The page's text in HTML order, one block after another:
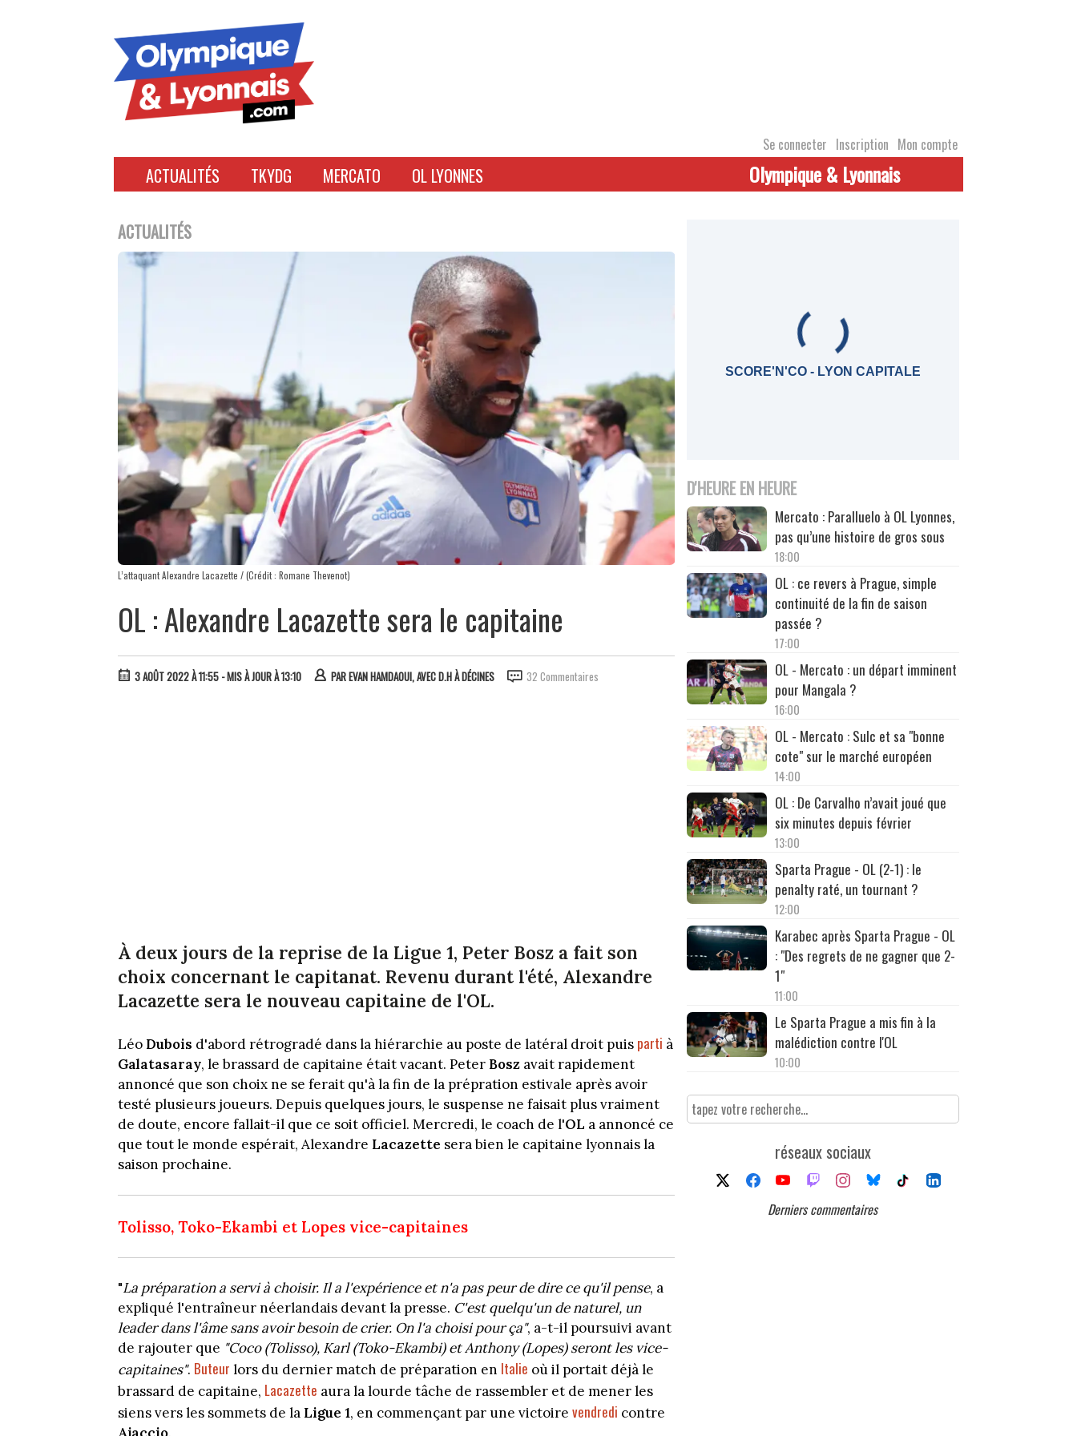
Se connecter Inscription Mon compte
ACTUALITÉS TKYDG MERCATO OL LYONNES Olympique & Lyonnais
ACTUALITÉS
L’attaquant Alexandre Lacazette / (Crédit : Romane Thevenot)
OL : Alexandre Lacazette sera le capitaine
3 AOÛT 2022 À 11:55 - MIS À JOUR À 13:10 PAREVAN HAMDAOUI, AVEC D.H À DÉCINES 32 Commentaires
À deux jours de la reprise de la Ligue 1, Peter Bosz a fait son
choix concernant le capitanat. Revenu durant l'été, Alexandre
Lacazette sera le nouveau capitaine de l'OL.
Léo Dubois d'abord rétrogradé dans la hiérarchie au poste de latéral droit puis parti à
Galatasaray, le brassard de capitaine était vacant. Peter Bosz avait rapidement
annoncé que son choix ne se ferait qu'à la fin de la prépration estivale après avoir
testé plusieurs joueurs. Depuis quelques jours, le suspense ne faisait plus vraiment
de doute, encore fallait-il que ce soit officiel. Mercredi, le coach de l'OL a annoncé ce
que tout le monde espérait, Alexandre Lacazette sera bien le capitaine lyonnais la
saison prochaine.
Tolisso, Toko-Ekambi et Lopes vice-capitaines
"La préparation a servi à choisir. Il a l'expérience et n'a pas peur de dire ce qu'il pense, a
expliqué l'entraîneur néerlandais devant la presse. C'est quelqu'un de naturel, un
leader dans l'âme sans avoir besoin de crier. On l'a choisi pour ça", a-t-il poursuivi avant
de rajouter que "Coco (Tolisso), Karl (Toko-Ekambi) et Anthony (Lopes) seront les vice-
capitaines". Buteur lors du dernier match de préparation en Italie où il portait déjà le
brassard de capitaine, Lacazette aura la lourde tâche de rassembler et de mener les
siens vers les sommets de la Ligue 1, en commençant par une victoire vendredi contre
SCORE'N'CO - LYON CAPITALE
D'HEURE EN HEURE
Mercato : Paralluelo à OL Lyonnes,
pas qu’une histoire de gros sous
18:00
OL : ce revers à Prague, simple
continuité de la fin de saison
passée ?
17:00
OL - Mercato : un départ imminent
pour Mangala ?
16:00
OL - Mercato : Sulc et sa "bonne
cote" sur le marché européen
14:00
OL : De Carvalho n’avait joué que
six minutes depuis février
13:00
Sparta Prague - OL (2-1) : le
penalty raté, un tournant ?
12:00
Karabec après Sparta Prague - OL
: "Des regrets de ne gagner que 2-
1"
11:00
Le Sparta Prague a mis fin à la
malédiction contre l'OL
10:00
réseaux sociaux
Derniers commentaires